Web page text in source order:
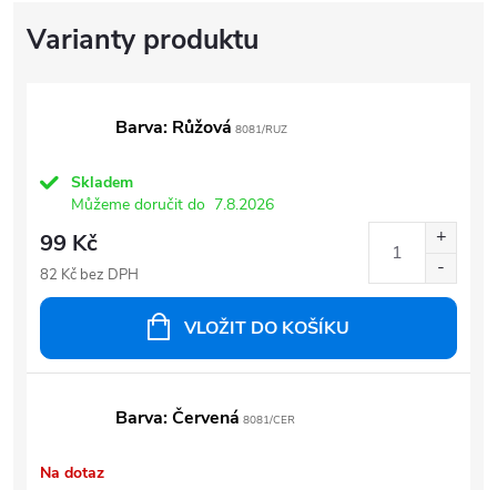
Barva: Růžová 8081/RUZ
Skladem
Můžeme doručit do 7.8.2026
99 Kč
82 Kč bez DPH
VLOŽIT DO KOŠÍKU
Barva: Červená 8081/CER
Na dotaz